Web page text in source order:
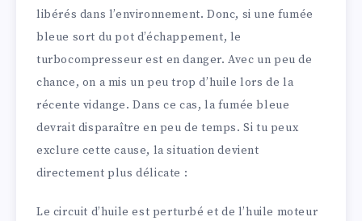
libérés dans l’environnement. Donc, si une fumée
bleue sort du pot d’échappement, le
turbocompresseur est en danger. Avec un peu de
chance, on a mis un peu trop d’huile lors de la
récente vidange. Dans ce cas, la fumée bleue
devrait disparaître en peu de temps. Si tu peux
exclure cette cause, la situation devient
directement plus délicate :
Le circuit d’huile est perturbé et de l’huile moteur